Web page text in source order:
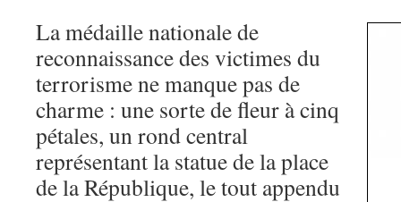
La médaille nationale de
reconnaissance des victimes du
terrorisme ne manque pas de
charme : une sorte de fleur à cinq
pétales, un rond central
représentant la statue de la place
de la République, le tout appendu